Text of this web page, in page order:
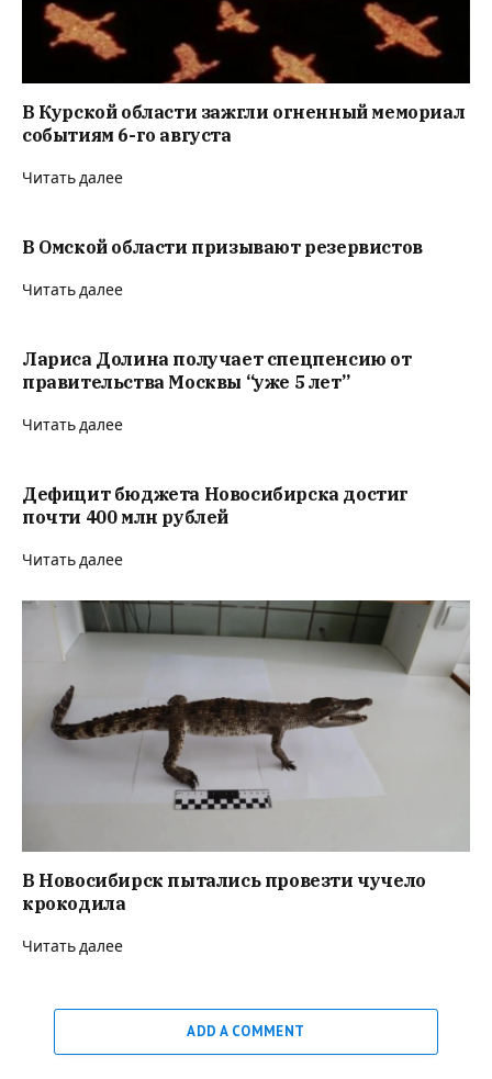
В Курской области зажгли огненный мемориал
событиям 6-го августа
Читать далее
В Омской области призывают резервистов
Читать далее
Лариса Долина получает спецпенсию от
правительства Москвы “уже 5 лет”
Читать далее
Дефицит бюджета Новосибирска достиг
почти 400 млн рублей
Читать далее
В Новосибирск пытались провезти чучело
крокодила
Читать далее
ADD A COMMENT